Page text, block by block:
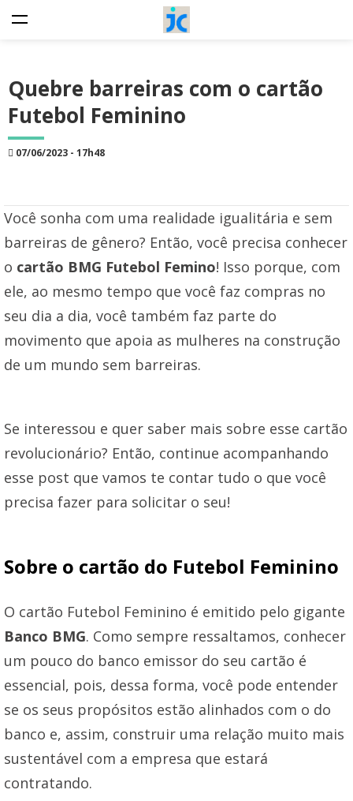
Quebre barreiras com o cartão
Futebol Feminino
07/06/2023 - 17h48
Você sonha com uma realidade igualitária e sem
barreiras de gênero? Então, você precisa conhecer
o cartão BMG Futebol Femino! Isso porque, com
ele, ao mesmo tempo que você faz compras no
seu dia a dia, você também faz parte do
movimento que apoia as mulheres na construção
de um mundo sem barreiras.
Se interessou e quer saber mais sobre esse cartão
revolucionário? Então, continue acompanhando
esse post que vamos te contar tudo o que você
precisa fazer para solicitar o seu!
Sobre o cartão do Futebol Feminino
O cartão Futebol Feminino é emitido pelo gigante
Banco BMG. Como sempre ressaltamos, conhecer
um pouco do banco emissor do seu cartão é
essencial, pois, dessa forma, você pode entender
se os seus propósitos estão alinhados com o do
banco e, assim, construir uma relação muito mais
sustentável com a empresa que estará
contratando.